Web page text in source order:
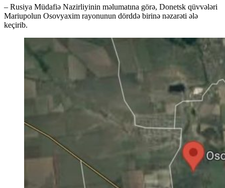
– Rusiya Müdafiə Nazirliyinin məlumatına görə, Donetsk qüvvələri
Mariupolun Osovyaxim rayonunun dörddə birinə nəzarəti ələ
keçirib.